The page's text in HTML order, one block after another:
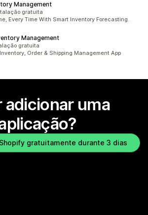
Management
gratuita
Every Time With Smart Inventory Forecasting.
Management
gratuita
Order & Shipping Management App
adicionar uma
gratuitamente durante 3 dias